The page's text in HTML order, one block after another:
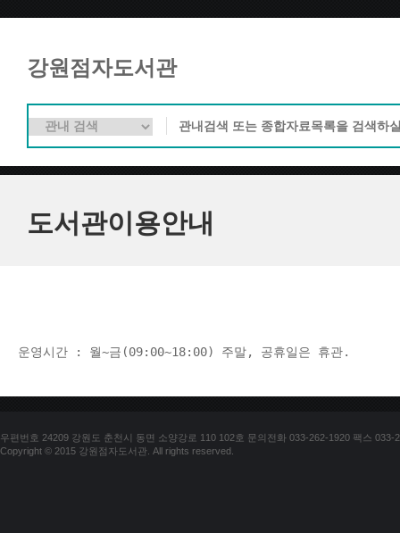
강원점자도서관
도서관이용안내
운영시간 : 월~금(09:00~18:00) 주말, 공휴일은 휴관.
우편번호 24209 강원도 춘천시 동면 소양강로 110 102호 문의전화 033-262-1920 팩스 033-
Copyright © 2015 강원점자도서관. All rights reserved.